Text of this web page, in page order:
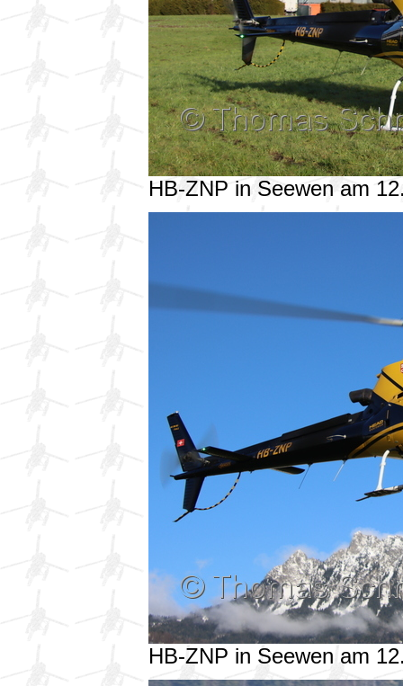
HB-ZNP in Seewen am
HB-ZNP in Seewen am